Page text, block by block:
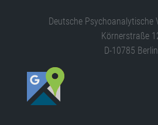
Deutsche Psychoanalytische
Körnerstraße
D-10785 Berlin